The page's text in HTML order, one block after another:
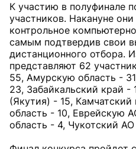
К участию в полуфинале
участников. Накануне
контрольное
самым подтвердив свои
дистанционного отбора.
представляют 62
55, Амурскую область -
23, Забайкальский край -
(Якутия) - 15,
область - 10, Еврейскую
область - 4, Чукотский